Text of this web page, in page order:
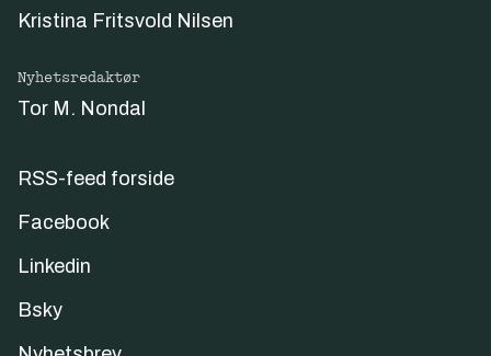
Kristina Fritsvold Nilsen
Nyhetsredaktør
Tor M. Nondal
RSS-feed forside
Facebook
Linkedin
Bsky